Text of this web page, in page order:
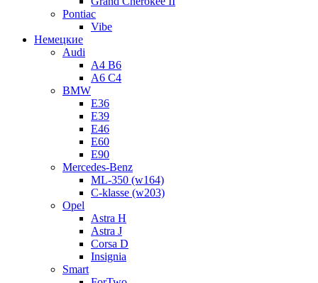
Pontiac
Vibe
Немецкие
Audi
A4 B6
A6 C4
BMW
E36
E39
E46
E60
E90
Mercedes-Benz
ML-350 (w164)
C-klasse (w203)
Opel
Astra H
Astra J
Corsa D
Insignia
Smart